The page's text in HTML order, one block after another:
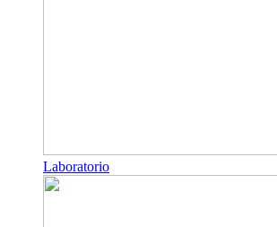
Laboratorio